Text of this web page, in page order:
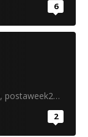
6
, postaweek2011
2